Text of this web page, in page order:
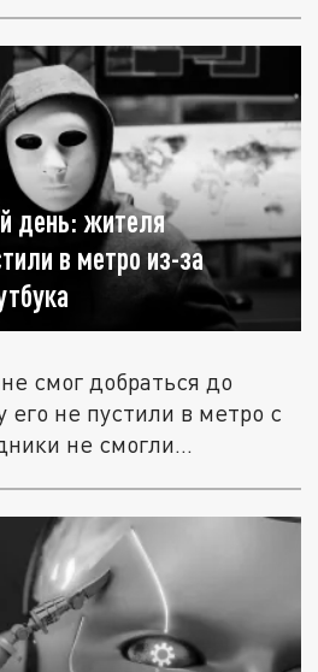
день: жителя
в метро из-за
смог добраться до
его не пустили в метро с
не смогли...